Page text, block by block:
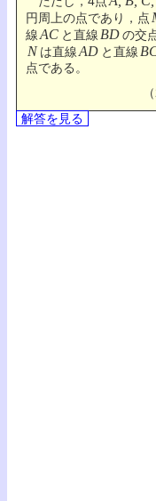
円周上の点であり，点
線AC と直線 BDの交
N は直線AD と直線
点である。
解答を見る